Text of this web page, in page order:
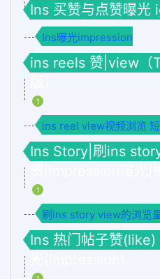
Ins 买赞与点赞曝光
Ins曝光impression
ins reels 赞|view（
1
ins reel view视频浏览
Ins Story|刷ins
1
刷ins story view的浏览
Ins 热门帖子赞